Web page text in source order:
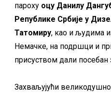
пароху оцу Данилу
Републике Србије у
Татомиру, као и људима
Немачке, на подршци и
присуством дали посебан
Захваљујући